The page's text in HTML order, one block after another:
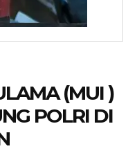
(MUI )
POLRI DI